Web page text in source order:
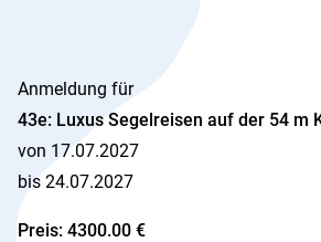
Anmeldung für
43e: Luxus Segelreisen auf der 54 m
von 17.07.2027
bis 24.07.2027
Preis: 4300.00 €